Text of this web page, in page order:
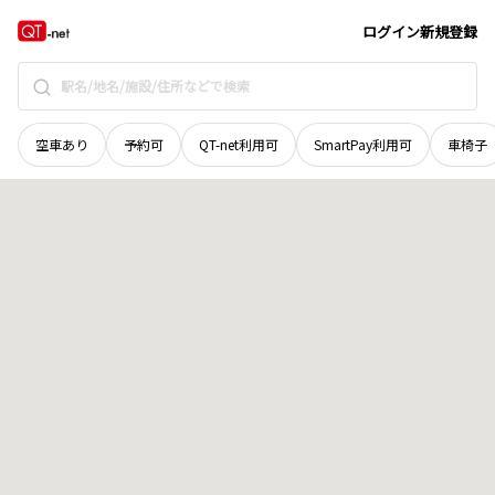
ログイン新規登録
空車あり 予約可 QT-net利用可 SmartPay利用可 車椅子
広島県